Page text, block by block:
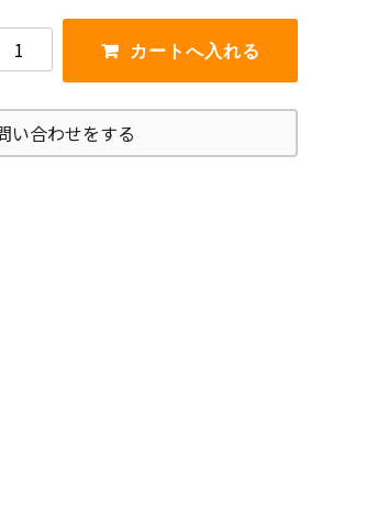
い合わせをする